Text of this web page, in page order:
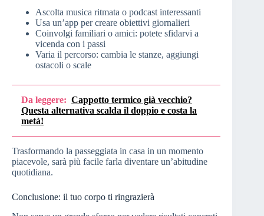
Ascolta musica ritmata o podcast interessanti
Usa un’app per creare obiettivi giornalieri
Coinvolgi familiari o amici: potete sfidarvi a
vicenda con i passi
Varia il percorso: cambia le stanze, aggiungi
ostacoli o scale
Da leggere: Cappotto termico già vecchio?
Questa alternativa scalda il doppio e costa la
metà!
Trasformando la passeggiata in casa in un momento
piacevole, sarà più facile farla diventare un’abitudine
quotidiana.
Conclusione: il tuo corpo ti ringrazierà